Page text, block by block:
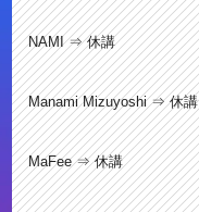
NAMI ⇒ 休講
Manami Mizuyoshi ⇒ 休講
MaFee ⇒ 休講